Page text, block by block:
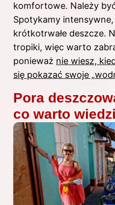
komfortowe. Należy
Spotykamy
krótkotrwałe deszcze.
tropiki, więc warto
ponieważ nie wiesz,
się pokazać swoje
Pora
co warto